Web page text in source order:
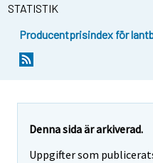
STATISTIK
Producentprisindex för
Denna sida är arkiverad.
Uppgifter som